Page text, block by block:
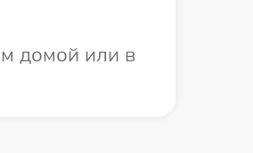
домой или в